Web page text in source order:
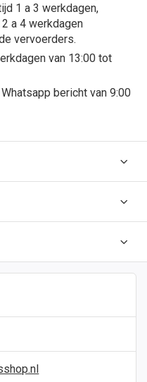
1 a 3 werkdagen,
a 4 werkdagen
vervoerders.
van 13:00 tot
bericht van 9:00